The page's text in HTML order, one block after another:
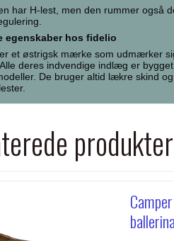
har H-lest, men den rummer også
egenskaber hos fidelio
et østrigsk mærke som udmærker
deres indvendige indlæg er
De bruger altid lækre skind
produkter